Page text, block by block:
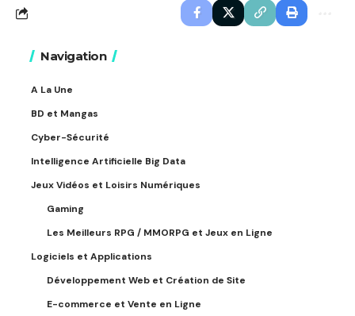
Navigation
A La Une
BD et Mangas
Cyber-Sécurité
Intelligence Artificielle Big Data
Jeux Vidéos et Loisirs Numériques
Gaming
Les Meilleurs RPG / MMORPG et Jeux en Ligne
Logiciels et Applications
Développement Web et Création de Site
E-commerce et Vente en Ligne